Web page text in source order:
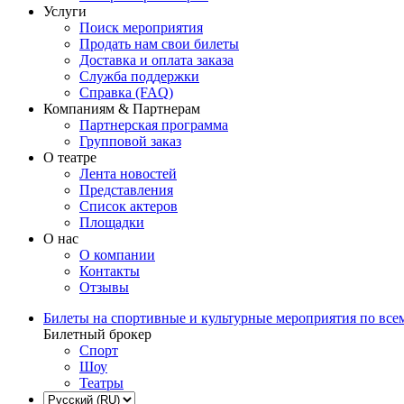
Услуги
Поиск мероприятия
Продать нам свои билеты
Доставка и оплата заказа
Служба поддержки
Справка (FAQ)
Компаниям & Партнерам
Партнерская программа
Групповой заказ
О театре
Лента новостей
Представления
Список актеров
Площадки
О нас
О компании
Контакты
Отзывы
Билеты на спортивные и культурные мероприятия по
Билетный брокер
Спорт
Шоу
Театры